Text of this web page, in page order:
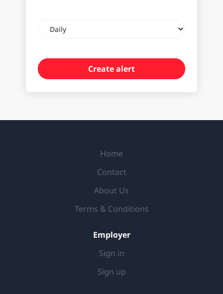
frequency
Home
Contact
About Us
Terms & Conditions
Employer
Sign in
Sign up